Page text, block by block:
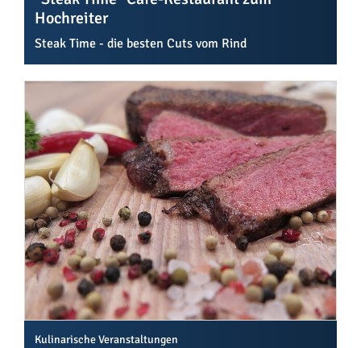
Hochreiter
Steak Time - die besten Cuts vom Rind
Kulinarische Veranstaltungen